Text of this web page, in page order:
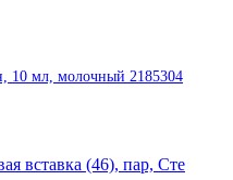
10 мл, молочный 2185304